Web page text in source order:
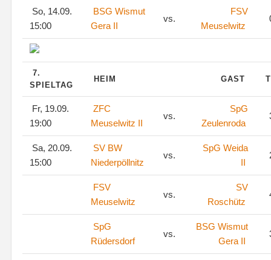
So, 14.09.
15:00
BSG Wismut
Gera II
vs.
FSV
Meuselwitz
7.
SPIELTAG
HEIM GAST
Fr, 19.09.
19:00
ZFC
Meuselwitz II
vs.
SpG
Zeulenroda
Sa, 20.09.
15:00
SV BW
Niederpöllnitz
vs.
SpG Weida
II
FSV
Meuselwitz
vs.
SV
Roschütz
SpG
Rüdersdorf
vs.
BSG Wismut
Gera II